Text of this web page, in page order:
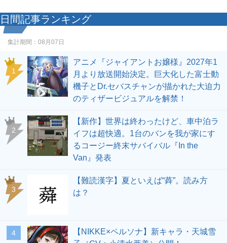
日間記事ランキング
集計期間： 08月07日
1
アニメ『ジャイアントお嬢様』2027年1
月より放送開始決定。巨大化した富士動
機子とDr.セバスチャンが描かれた大迫力
のティザービジュアルを解禁！
2
【新作】世界は終わったけど、車中泊ラ
イフは超快適。1台のバンを我が家にす
るコージー終末サバイバル『In the
Van』発表
3
【難読漢字】夏といえば“蕣”。読み方
は？
4
【NIKKE×ペルソナ】新キャラ・天城雪